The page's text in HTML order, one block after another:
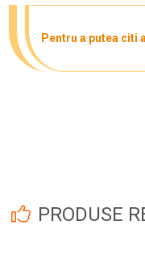
Pentru a putea citi
PRODUSE